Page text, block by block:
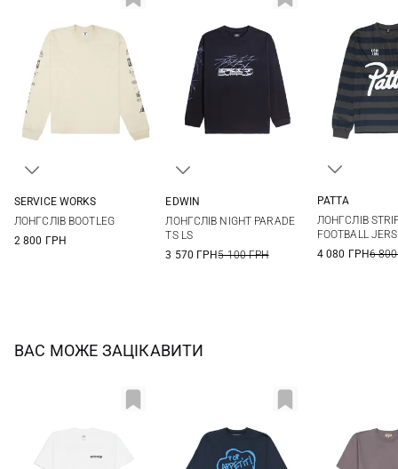
SERVICE WORKS
ЛОНГСЛІВ BOOTLEG
2 800 ГРН
EDWIN
ЛОНГСЛІВ NIGHT PARADE
TS LS
3 570 ГРН5 100 ГРН
PATTA
ЛОНГСЛІВ
FOOTBALL
4 080 ГРН6
ВАС МОЖЕ ЗАЦІКАВИТИ